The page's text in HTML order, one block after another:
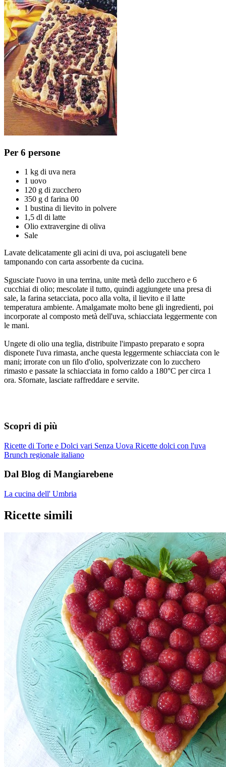
Per 6 persone
1 kg di uva nera
1 uovo
120 g di zucchero
350 g d farina 00
1 bustina di lievito in polvere
1,5 dl di latte
Olio extravergine di oliva
Sale
Lavate delicatamente gli acini di uva, poi asciugateli bene
tamponando con carta assorbente da cucina.
Sgusciate l'uovo in una terrina, unite metà dello zucchero e 6
cucchiai di olio; mescolate il tutto, quindi aggiungete una presa di
sale, la farina setacciata, poco alla volta, il lievito e il latte
temperatura ambiente. Amalgamate molto bene gli ingredienti, poi
incorporate al composto metà dell'uva, schiacciata leggermente con
le mani.
Ungete di olio una teglia, distribuite l'impasto preparato e sopra
disponete l'uva rimasta, anche questa leggermente schiacciata con le
mani; irrorate con un filo d'olio, spolverizzate con lo zucchero
rimasto e passate la schiacciata in forno caldo a 180°C per circa 1
ora. Sfornate, lasciate raffreddare e servite.
Scopri di più
Ricette di Torte e Dolci vari Senza Uova Ricette dolci con l'uva
Brunch regionale italiano
Dal Blog di Mangiarebene
La cucina dell' Umbria
Ricette simili